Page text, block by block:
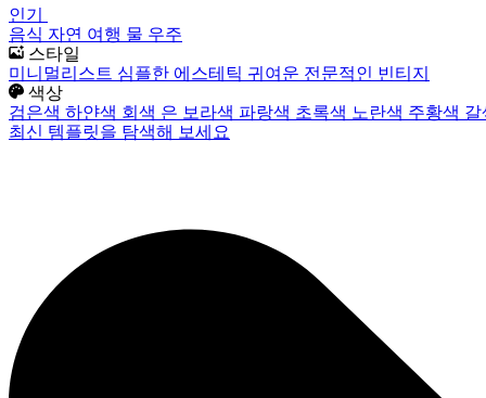
인기
음식 자연 여행 물 우주
스타일
미니멀리스트 심플한 에스테틱 귀여운 전문적인 빈티지
색상
검은색 하얀색 회색 은 보라색 파랑색 초록색 노란색 주황색
최신 템플릿을 탐색해 보세요